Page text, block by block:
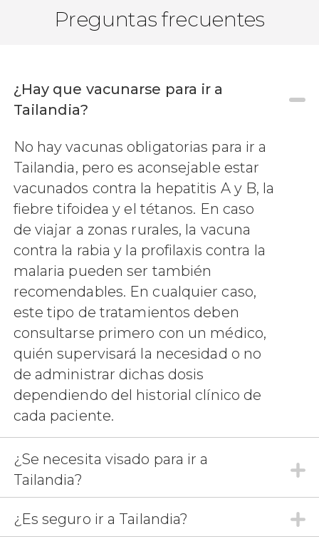
9,5


navegad en lancha a las
islas Phi Phi
practicaréis snorkel
Preguntas frecuentes
¿Hay que vacunarse para ir a
Tailandia?
No hay vacunas obligatorias para ir a
Tailandia, pero es aconsejable estar
vacunados contra la hepatitis A y B, la
fiebre tifoidea y el tétanos. En caso
de viajar a zonas rurales, la vacuna
contra la rabia y la profilaxis contra la
malaria pueden ser también
recomendables. En cualquier caso,
este tipo de tratamientos deben
consultarse primero con un médico,
quién supervisará la necesidad o no
de administrar dichas dosis
dependiendo del historial clínico de
cada paciente.
¿Se necesita visado para ir a
Tailandia?
¿Es seguro ir a Tailandia?